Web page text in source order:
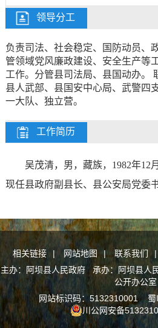
领导分工
负责司法、社会稳定、国防动员、
管领域党风廉政建设、安全生产等
工作。分管县司法局、县国动办。
县人武部、县国安中心局、武警四
一大队、独立营。
工作简历
吴茂清，男，藏族，1982年12
现任县政府副县长、县公安局党委
相关链接 | 网站地图 | 联系我们 |
主办：阿坝县人民政府 承办：阿坝县人
公开办公室
网站标识码：5132310001蜀
川公网安备